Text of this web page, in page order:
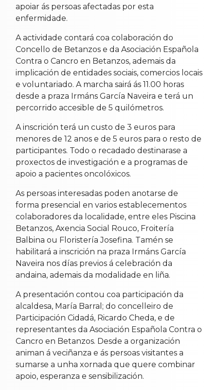
apoiar ás persoas afectadas por esta
enfermidade.
A actividade contará coa colaboración do
Concello de Betanzos e da Asociación Española
Contra o Cancro en Betanzos, ademais da
implicación de entidades sociais, comercios locais
e voluntariado. A marcha sairá ás 11.00 horas
desde a praza Irmáns García Naveira e terá un
percorrido accesible de 5 quilómetros.
A inscrición terá un custo de 3 euros para
menores de 12 anos e de 5 euros para o resto de
participantes. Todo o recadado destinarase a
proxectos de investigación e a programas de
apoio a pacientes oncolóxicos.
As persoas interesadas poden anotarse de
forma presencial en varios establecementos
colaboradores da localidade, entre eles Piscina
Betanzos, Axencia Social Rouco, Froitería
Balbina ou Floristería Josefina. Tamén se
habilitará a inscrición na praza Irmáns García
Naveira nos días previos á celebración da
andaina, ademais da modalidade en liña.
A presentación contou coa participación da
alcaldesa, María Barral; do concelleiro de
Participación Cidadá, Ricardo Cheda, e de
representantes da Asociación Española Contra o
Cancro en Betanzos. Desde a organización
animan á veciñanza e ás persoas visitantes a
sumarse a unha xornada que quere combinar
apoio, esperanza e sensibilización.